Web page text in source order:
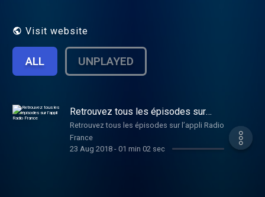
Visit website
ALL UNPLAYED
Retrouvez tous les épisodes sur
l’appli Radio France
Retrouvez tous les épisodes sur l’appli Radio
France
23 Aug 2018- 01 min 02 sec